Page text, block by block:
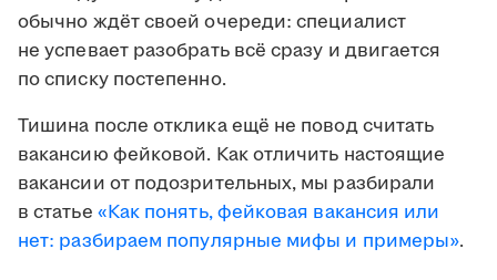
обычно ждёт своей очереди: специалист
не успевает разобрать всё сразу и двигается
по списку постепенно.
Тишина после отклика ещё не повод считать
вакансию фейковой. Как отличить настоящие
вакансии от подозрительных, мы разбирали
в статье «Как понять, фейковая вакансия или
нет: разбираем популярные мифы и примеры».